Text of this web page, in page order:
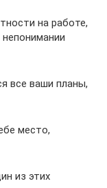
на работе,
все ваши планы,
место,
из этих